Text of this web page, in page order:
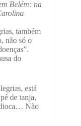
Belém: na
também
não só o
do
está
de tanja,
Não